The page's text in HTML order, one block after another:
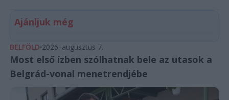
Ajánljuk még
BELFÖLD 2026. augusztus 7.
Most első ízben szólhatnak bele az utasok a
Belgrád-vonal menetrendjébe